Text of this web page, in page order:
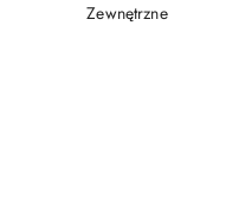
Zewnętrzne